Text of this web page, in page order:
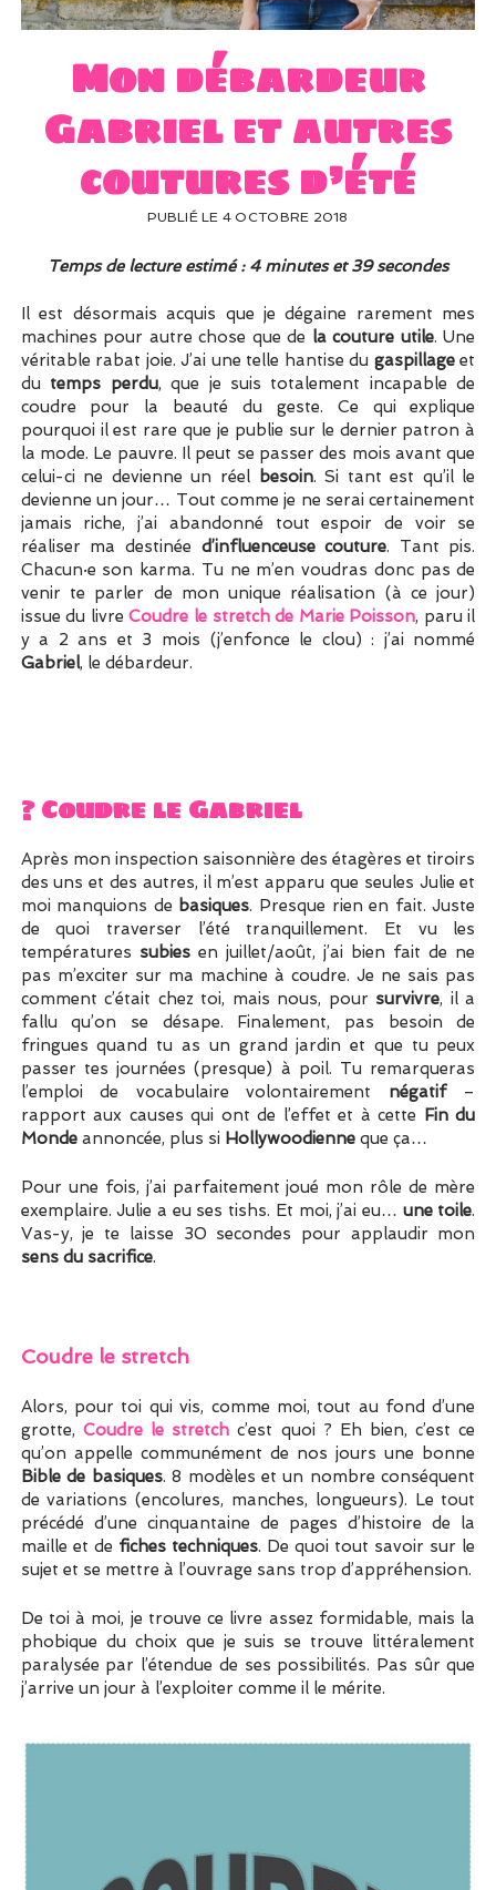
UN PEU DE DÉCO ?
UN SOUPÇON DE BRODERIE
Mon débardeur
Gabriel et autres
coutures d’été
PUBLIÉ LE 4 OCTOBRE 2018
Temps de lecture estimé : 4 minutes et 39 secondes
Il est désormais acquis que je dégaine rarement mes
machines pour autre chose que de la couture utile. Une
véritable rabat joie. J’ai une telle hantise du gaspillageet
du temps perdu, que je suis totalement incapable de
coudre pour la beauté du geste. Ce qui explique
pourquoi il est rare que je publie sur le dernier patron à
la mode. Le pauvre. Il peut se passer des mois avant que
celui-ci ne devienne un réel besoin. Si tant est qu’il le
devienne un jour… Tout comme je ne serai certainement
jamais riche, j’ai abandonné tout espoir de voir se
réaliser ma destinée d’influenceuse couture. Tant pis.
Chacun·e son karma. Tu ne m’en voudras donc pas de
venir te parler de mon unique réalisation (à ce jour)
issue du livreCoudre le stretch de Marie Poisson, paru il
y a 2 ans et 3 mois (j’enfonce le clou) : j’ai nommé
Gabriel, le débardeur.
? Coudre le Gabriel
Après mon inspection saisonnière des étagères et tiroirs
des uns et des autres, il m’est apparu que seules Julie et
moi manquions de basiques. Presque rien en fait. Juste
de quoi traverser l’été tranquillement. Et vu les
températures subiesen juillet/août, j’ai bien fait de ne
pas m’exciter sur ma machine à coudre. Je ne sais pas
comment c’était chez toi, mais nous, pour survivre, il a
fallu qu’on se désape. Finalement, pas besoin de
fringues quand tu as un grand jardin et que tu peux
passer tes journées (presque) à poil. Tu remarqueras
l’emploi de vocabulaire volontairement négatif–
rapport aux causes qui ont de l’effet et à cette Fin du
Mondeannoncée, plus si Hollywoodienneque ça…
Pour une fois, j’ai parfaitement joué mon rôle de mère
exemplaire. Julie a eu ses tishs. Et moi, j’ai eu… une toile.
Vas-y, je te laisse 30 secondes pour applaudir mon
sens du sacrifice.
Coudre le stretch
Alors, pour toi qui vis, comme moi, tout au fond d’une
grotte, Coudre le stretch c’est quoi ? Eh bien, c’est ce
qu’on appelle communément de nos jours une bonne
Bible de basiques. 8 modèles et un nombre conséquent
de variations (encolures, manches, longueurs). Le tout
précédé d’une cinquantaine de pages d’histoire de la
maille et de fiches techniques. De quoi tout savoir sur le
sujet et se mettre à l’ouvrage sans trop d’appréhension.
De toi à moi, je trouve ce livre assez formidable, mais la
phobique du choix que je suis se trouve littéralement
paralysée par l’étendue de ses possibilités. Pas sûr que
j’arrive un jour à l’exploiter comme il le mérite.